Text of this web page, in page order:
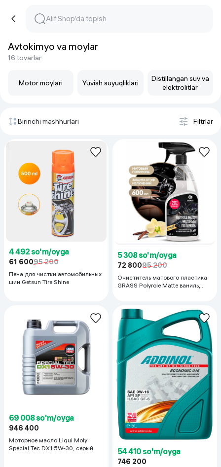
Avtokimyo va moylar
16 tovarlar
Motor moylari Yuvish suyuqliklari
Distillangan suv va
elektrolitlar
Birinchi mashhurlari Filtrlar
4 492 so'm/oyga
61 60095 200
Пена для чистки автомобильных
шин Getsun Tire Shine
5 308 so'm/oyga
72 80095 200
Очиститель матового пластика
GRASS Polyrole Matte ваниль,
69 008 so'm/oyga
946 400
Моторное масло Liqui Moly
Special Tec DX1 5W-30, серый
54 410 so'm/oyga
746 200